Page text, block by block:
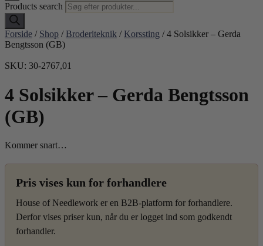
Products search
Forside / Shop / Broderiteknik / Korssting / 4 Solsikker – Gerda
Bengtsson (GB)
SKU: 30-2767,01
4 Solsikker – Gerda Bengtsson
(GB)
Kommer snart…
Pris vises kun for forhandlere
House of Needlework er en B2B-platform for forhandlere.
Derfor vises priser kun, når du er logget ind som godkendt
forhandler.